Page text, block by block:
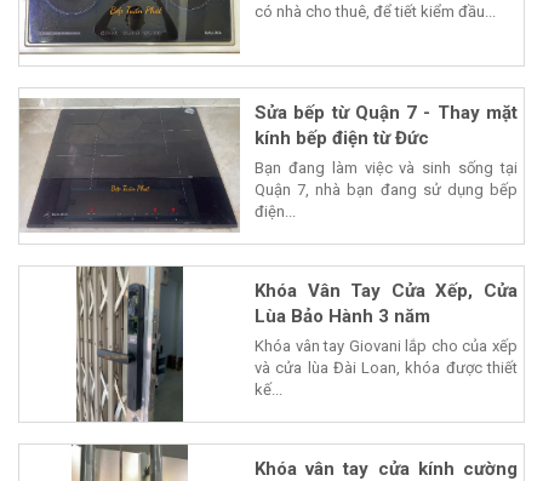
có nhà cho thuê, để tiết kiểm đầu...
Sửa bếp từ Quận 7 - Thay mặt
kính bếp điện từ Đức
Bạn đang làm việc và sinh sống tại
Quận 7, nhà bạn đang sử dụng bếp
điện...
Khóa Vân Tay Cửa Xếp, Cửa
Lùa Bảo Hành 3 năm
Khóa vân tay Giovani lắp cho của xếp
và cửa lùa Đài Loan, khóa được thiết
kế...
Khóa vân tay cửa kính cường